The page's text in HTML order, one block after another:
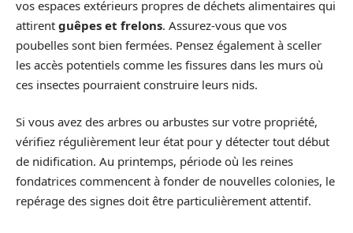
vos espaces extérieurs propres de déchets alimentaires qui
attirent guêpes et frelons. Assurez-vous que vos
poubelles sont bien fermées. Pensez également à sceller
les accès potentiels comme les fissures dans les murs où
ces insectes pourraient construire leurs nids.
Si vous avez des arbres ou arbustes sur votre propriété,
vérifiez régulièrement leur état pour y détecter tout début
de nidification. Au printemps, période où les reines
fondatrices commencent à fonder de nouvelles colonies, le
repérage des signes doit être particulièrement attentif.